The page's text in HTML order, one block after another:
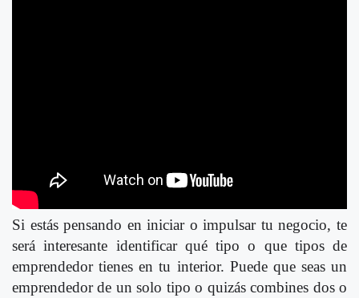
Si estás pensando en iniciar o impulsar tu negocio, te
será interesante identificar qué tipo o que tipos de
emprendedor tienes en tu interior. Puede que seas un
emprendedor de un solo tipo o quizás combines dos o